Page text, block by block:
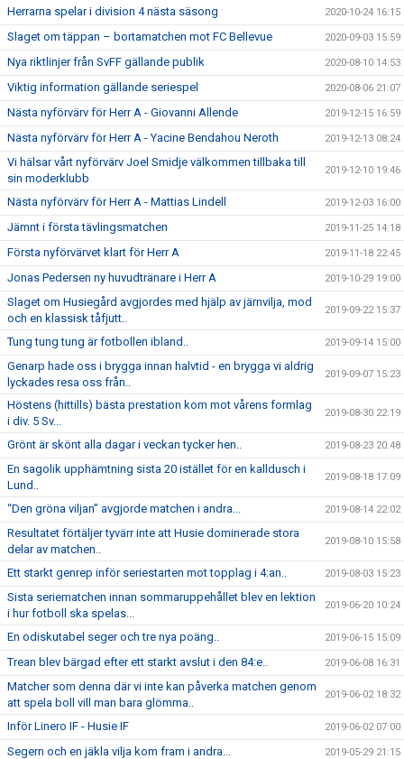
Herrarna spelar i division 4 nästa säsong 2020-10-24 16:15
Slaget om täppan – bortamatchen mot FC Bellevue 2020-09-03 15:59
Nya riktlinjer från SvFF gällande publik 2020-08-10 14:53
Viktig information gällande seriespel 2020-08-06 21:07
Nästa nyförvärv för Herr A - Giovanni Allende 2019-12-15 16:59
Nästa nyförvärv för Herr A - Yacine Bendahou Neroth 2019-12-13 08:24
Vi hälsar vårt nyförvärv Joel Smidje välkommen tillbaka till
sin moderklubb
2019-12-10 19:46
Nästa nyförvärv för Herr A - Mattias Lindell 2019-12-03 16:00
Jämnt i första tävlingsmatchen 2019-11-25 14:18
Första nyförvärvet klart för Herr A 2019-11-18 22:45
Jonas Pedersen ny huvudtränare i Herr A 2019-10-29 19:00
Slaget om Husiegård avgjordes med hjälp av järnvilja, mod
och en klassisk tåfjutt..
2019-09-22 15:37
Tung tung tung är fotbollen ibland.. 2019-09-14 15:00
Genarp hade oss i brygga innan halvtid - en brygga vi aldrig
lyckades resa oss från..
2019-09-07 15:23
Höstens (hittills) bästa prestation kom mot vårens formlag
i div. 5 Sv...
2019-08-30 22:19
Grönt är skönt alla dagar i veckan tycker hen.. 2019-08-23 20:48
En sagolik upphämtning sista 20 istället för en kalldusch i
Lund..
2019-08-18 17:09
“Den gröna viljan” avgjorde matchen i andra... 2019-08-14 22:02
Resultatet förtäljer tyvärr inte att Husie dominerade stora
delar av matchen..
2019-08-10 15:58
Ett starkt genrep inför seriestarten mot topplag i 4:an.. 2019-08-03 15:23
Sista seriematchen innan sommaruppehållet blev en lektion
i hur fotboll ska spelas...
2019-06-20 10:24
En odiskutabel seger och tre nya poäng.. 2019-06-15 15:09
Trean blev bärgad efter ett starkt avslut i den 84:e.. 2019-06-08 16:31
Matcher som denna där vi inte kan påverka matchen genom
att spela boll vill man bara glömma..
2019-06-02 18:32
Inför Linero IF - Husie IF 2019-06-02 07:00
Segern och en jäkla vilja kom fram i andra... 2019-05-29 21:15